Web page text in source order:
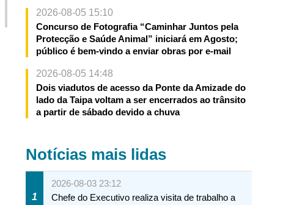
2026-08-05 15:10
Concurso de Fotografia “Caminhar Juntos pela
Protecção e Saúde Animal” iniciará em Agosto;
público é bem-vindo a enviar obras por e-mail
2026-08-05 14:48
Dois viadutos de acesso da Ponte da Amizade do
lado da Taipa voltam a ser encerrados ao trânsito
a partir de sábado devido a chuva
Notícias mais lidas
1
2026-08-03 23:12
Chefe do Executivo realiza visita de trabalho a